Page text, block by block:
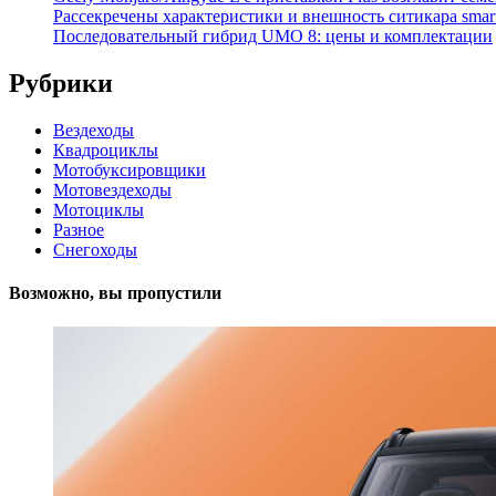
Рассекречены характеристики и внешность ситикара
Последовательный гибрид UMO 8: цены и комплектации
Рубрики
Вездеходы
Квадроциклы
Мотобуксировщики
Мотовездеходы
Мотоциклы
Разное
Снегоходы
Возможно, вы пропустили